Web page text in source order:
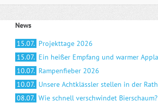
News
15.07. Projekttage 2026
15.07. Ein heißer Empfang und warmer
10.07. Rampenfieber 2026
10.07. Unsere Achtklässler stellen in der
08.07. Wie schnell verschwindet Bierschaum?